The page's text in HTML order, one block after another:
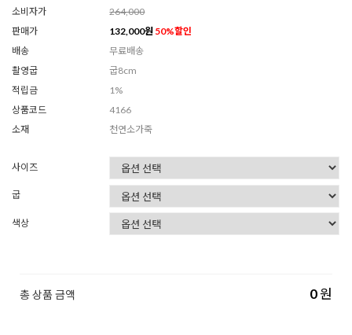
소비자가
264,000
판매가
132,000원 50%할인
배송
무료배송
촬영굽
굽8cm
적립금
1%
상품코드
4166
소재
천연소가죽
사이즈
굽
색상
총 상품 금액 0원